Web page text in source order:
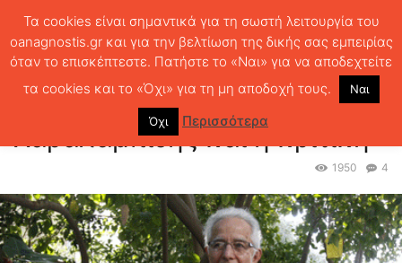
Ο ποιητής Κυριάκος Χαραλαμπίδης και η κριτική
Ο ποιητής Κυριάκος
Χαραλαμπίδης και η κριτική
4
1950
Τα cookies είναι σημαντικά για τη σωστή λειτουργία του
oanagnostis.gr και για την βελτίωση της δικής σας εμπειρίας
όταν το επισκέπτεστε. Πατήστε το «Ναι» για να αποδεχτείτε
τα cookies και το «Όχι» για τη μη αποδοχή τους.
Ναι
Όχι Περισσότερα